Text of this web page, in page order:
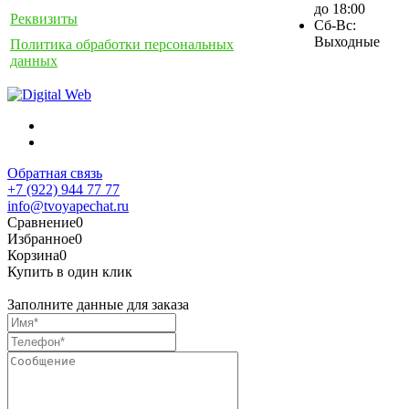
Реквизиты
Политика обработки персональных
данных
до 18:00
Сб-Вс:
Выходные
Обратная связь
+7 (922) 944 77 77
info@tvoyapechat.ru
Сравнение0
Избранное0
Корзина0
Купить в один клик
Заполните данные для заказа